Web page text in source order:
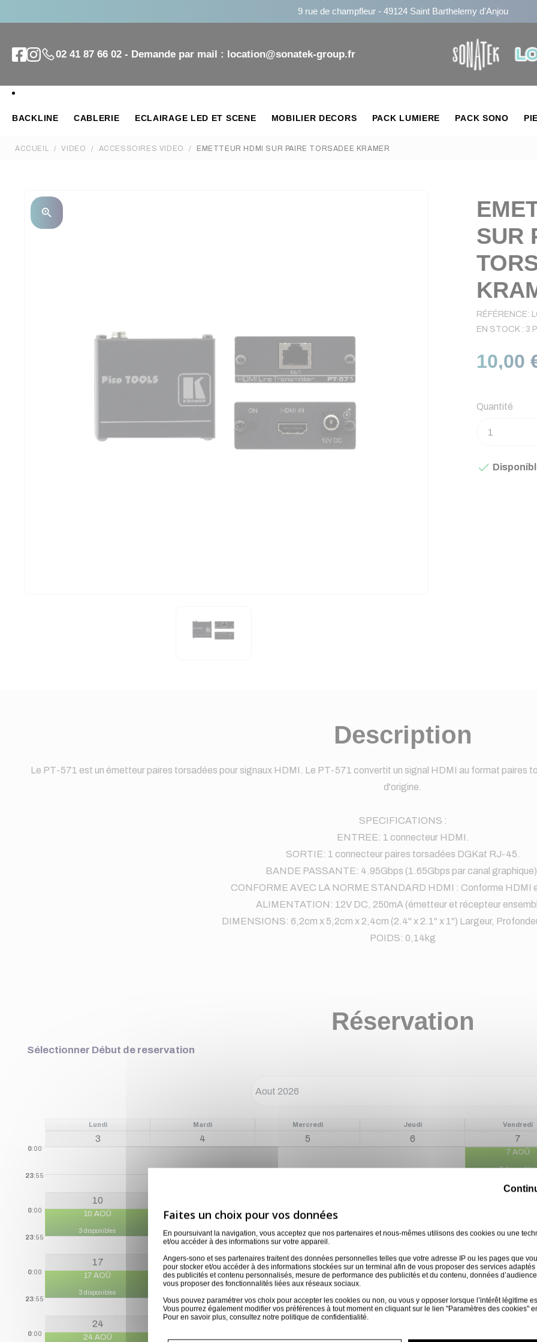
9 rue de champfleur - 49124 Saint Barthelemy d'Anjou
02 41 87 66 02 - Demande par mail : location@sonatek-group.fr
BACKLINE CABLERIE ECLAIRAGE LED ET SCENE MOBILIER DECORS PACK LUMIERE PACK SONO
ACCUEIL VIDEO ACCESSOIRES VIDEO EMETTEUR HDMI SUR PAIRE TORSADEE KRAMER
zoom_in
SUR
RÉFÉRENCE:
EN STOCK : 3
10,00
Quantité

Description
Le PT-571 est un émetteur paires torsadées pour signaux HDMI. Le PT-571 convertit un signal HDMI au format paires
d'origine.
SPECIFICATIONS :
ENTREE: 1 connecteur HDMI.
SORTIE: 1 connecteur paires torsadées DGKat RJ-45.
BANDE PASSANTE: 4.95Gbps (1.65Gbps par canal graphique).
CONFORME AVEC LA NORME STANDARD HDMI : Conforme HDMI
ALIMENTATION: 12V DC, 250mA (émetteur et récepteur
DIMENSIONS: 6,2cm x 5,2cm x 2,4cm (2.4" x 2.1" x 1") Largeur,
POIDS: 0,14kg
Réservation
Sélectionner Début de reservation
Lundi Mardi Mercredi Jeudi Vendredi
3 4 5 6 7
0:00 7 AOÛ
3 disponibles
23:55
10
0:00 10 AOÛ
3 disponibles
11 AOÛ
3 disponibles
12 AOÛ
3 disponibles 3 disponibles 3 disponibles
23:55
17 18 19 20 21
0:00 17 AOÛ
3 disponibles
18 AOÛ 19 AOÛ 20 AOÛ 21 AOÛ
23:55
24
0:00 24 AOÛ 25 AOÛ 26 AOÛ 27 AOÛ 28 AOÛ
En poursuivant la navigation, vous acceptez que nos partenaires et nous-mêmes utilisons des cookies ou une
et/ou accéder à des informations sur votre appareil.
Angers-sono et ses partenaires traitent des données personnelles telles que votre adresse IP ou les pages que
pour stocker et/ou accéder à des informations stockées sur un terminal afin de vous proposer des services
des publicités et contenu personnalisés, mesure de performance des publicités et du contenu, données
vous proposer des fonctionnalités liées aux réseaux sociaux.
Vous pouvez paramétrer vos choix pour accepter les cookies ou non, ou vous y opposer lorsque l’intérêt légitime
Vous pourrez également modifier vos préférences à tout moment en cliquant sur le lien "Paramètres des cookies"
Pour en savoir plus, consultez notre politique de confidentialité.